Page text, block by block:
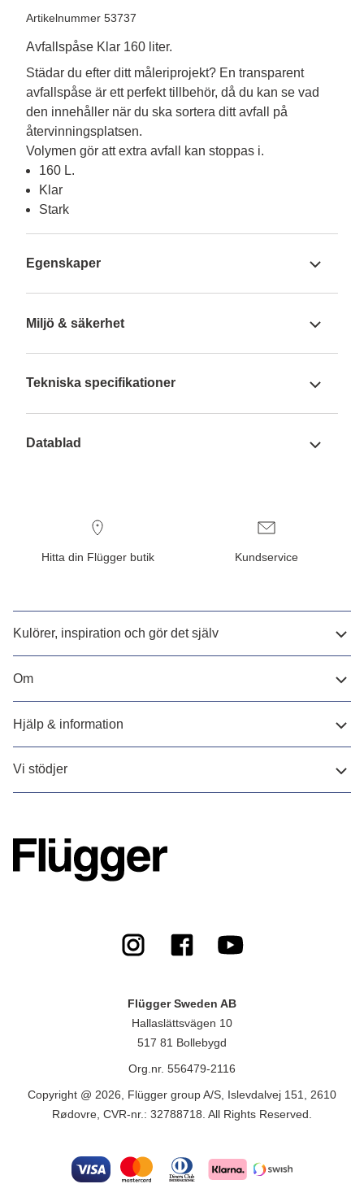
Artikelnummer 53737
Avfallspåse Klar 160 liter.
Städar du efter ditt måleriprojekt? En transparent
avfallspåse är ett perfekt tillbehör, då du kan se vad
den innehåller när du ska sortera ditt avfall på
återvinningsplatsen.
Volymen gör att extra avfall kan stoppas i.
160 L.
Klar
Stark
Egenskaper
Miljö & säkerhet
Tekniska specifikationer
Datablad
Hitta din Flügger butik Kundservice
Kulörer, inspiration och gör det själv
Om
Hjälp & information
Vi stödjer
Flügger Sweden AB
Hallaslättsvägen 10
517 81 Bollebygd
Org.nr. 556479-2116
Copyright @ 2026, Flügger group A/S, Islevdalvej 151, 2610
Rødovre, CVR-nr.: 32788718. All Rights Reserved.